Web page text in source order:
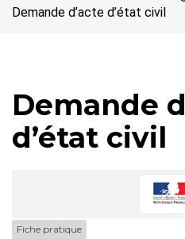
Demande d’acte d’état civil
Demande
d’état civil
Fiche pratique